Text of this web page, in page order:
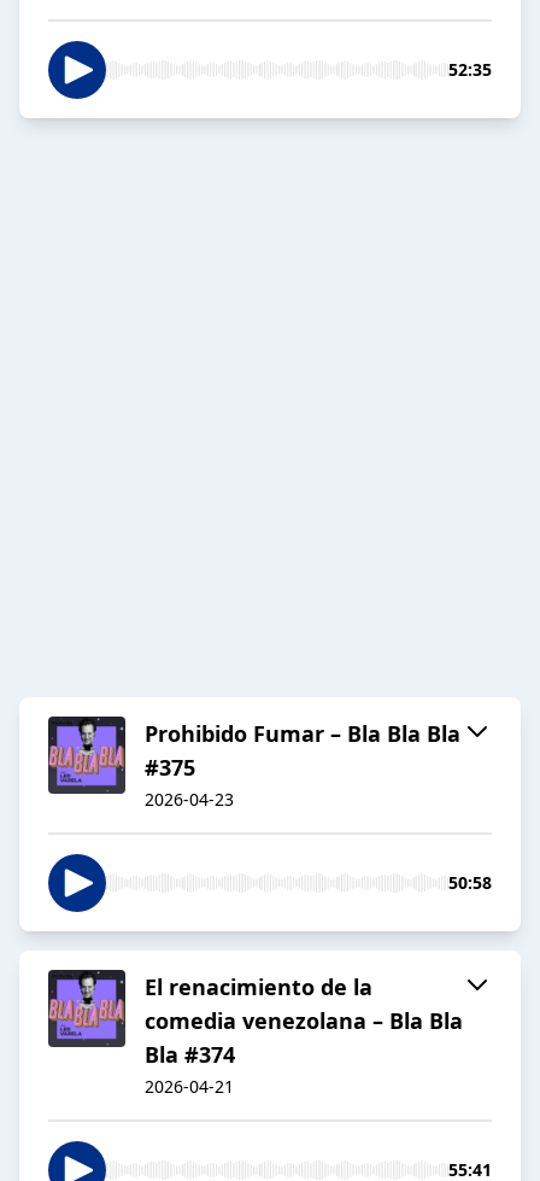
52:35
Prohibido Fumar – Bla Bla Bla
#375
2026-04-23
50:58
El renacimiento de la
comedia venezolana – Bla Bla
Bla #374
2026-04-21
55:41